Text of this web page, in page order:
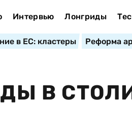
Интервью Лонгриды
в ЕС: кластеры Реформа
В